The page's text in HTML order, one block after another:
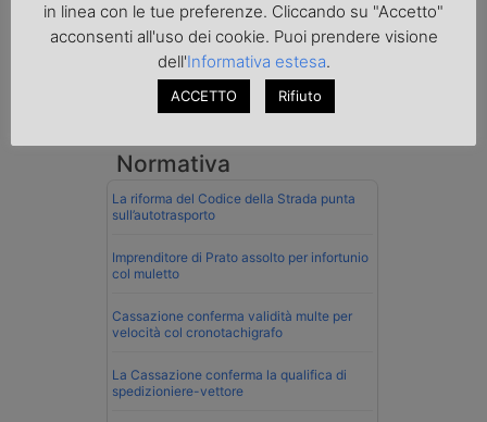
Normativa
La riforma del Codice della Strada punta
sull’autotrasporto
Imprenditore di Prato assolto per infortunio
col muletto
Cassazione conferma validità multe per
velocità col cronotachigrafo
La Cassazione conferma la qualifica di
spedizioniere-vettore
in linea con le tue preferenze. Cliccando su "Accetto"
acconsenti all'uso dei cookie. Puoi prendere visione
dell'Informativa estesa.
ACCETTO Rifiuto